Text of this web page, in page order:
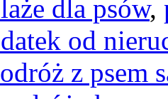
dla psów,
od
z psem